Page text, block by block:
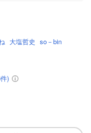
大塩哲史 so－bin
)